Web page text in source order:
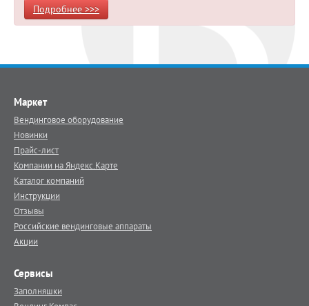
Подробнее >>>
Маркет
Вендинговое оборудование
Новинки
Прайс-лист
Компании на Яндекс.Карте
Каталог компаний
Инструкции
Отзывы
Российские вендинговые аппараты
Акции
Сервисы
Заполняшки